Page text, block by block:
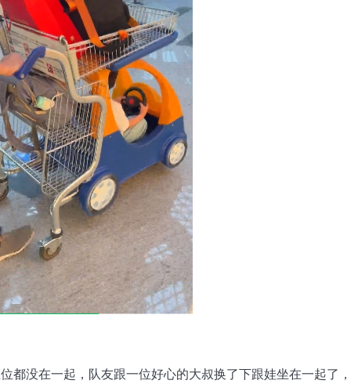
都没在一起，队友跟一位好心的大叔换了下跟娃坐在一起了，